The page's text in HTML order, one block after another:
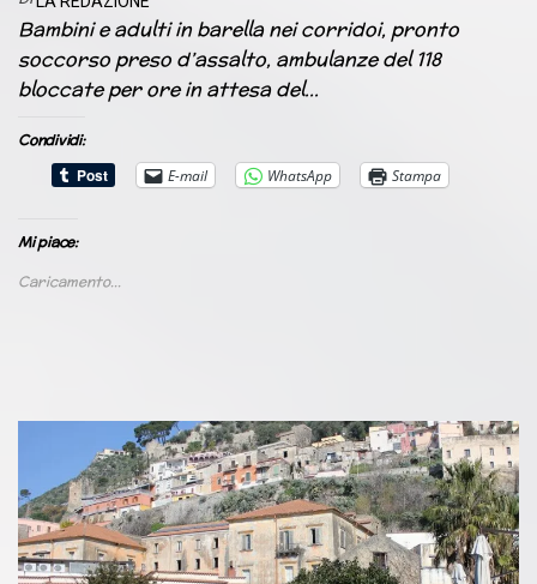
Bambini e adulti in barella nei corridoi, pronto
soccorso preso d’assalto, ambulanze del 118
bloccate per ore in attesa del…
Condividi:
E-mail
WhatsApp Stampa
Mi piace:
Caricamento...